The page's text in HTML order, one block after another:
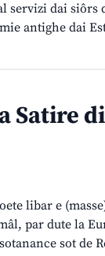
servizi dai siôrs
antighe dai
Satire
libar e
par dute la
sot de